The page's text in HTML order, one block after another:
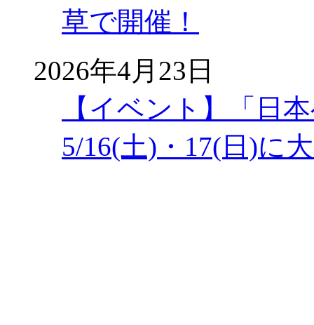
草で開催！
2026年4月23日
【イベント】「日
5/16(土)・17(日)に